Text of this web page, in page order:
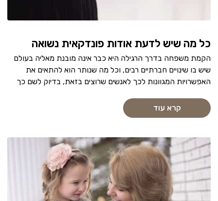
כל מה שיש לדעת אודות פונדקאית נשואה
הקמת משפחה בדרך הרגילה היא כבר אינה מובנת מאליה בעולם
שיש בו שינויים חברתיים רבים, וכל מה שנותר הוא להתאים את
האפשרויות המגוונות לכך לאנשים שרוצים בזאת, בדיוק לשם כך
קרא עוד